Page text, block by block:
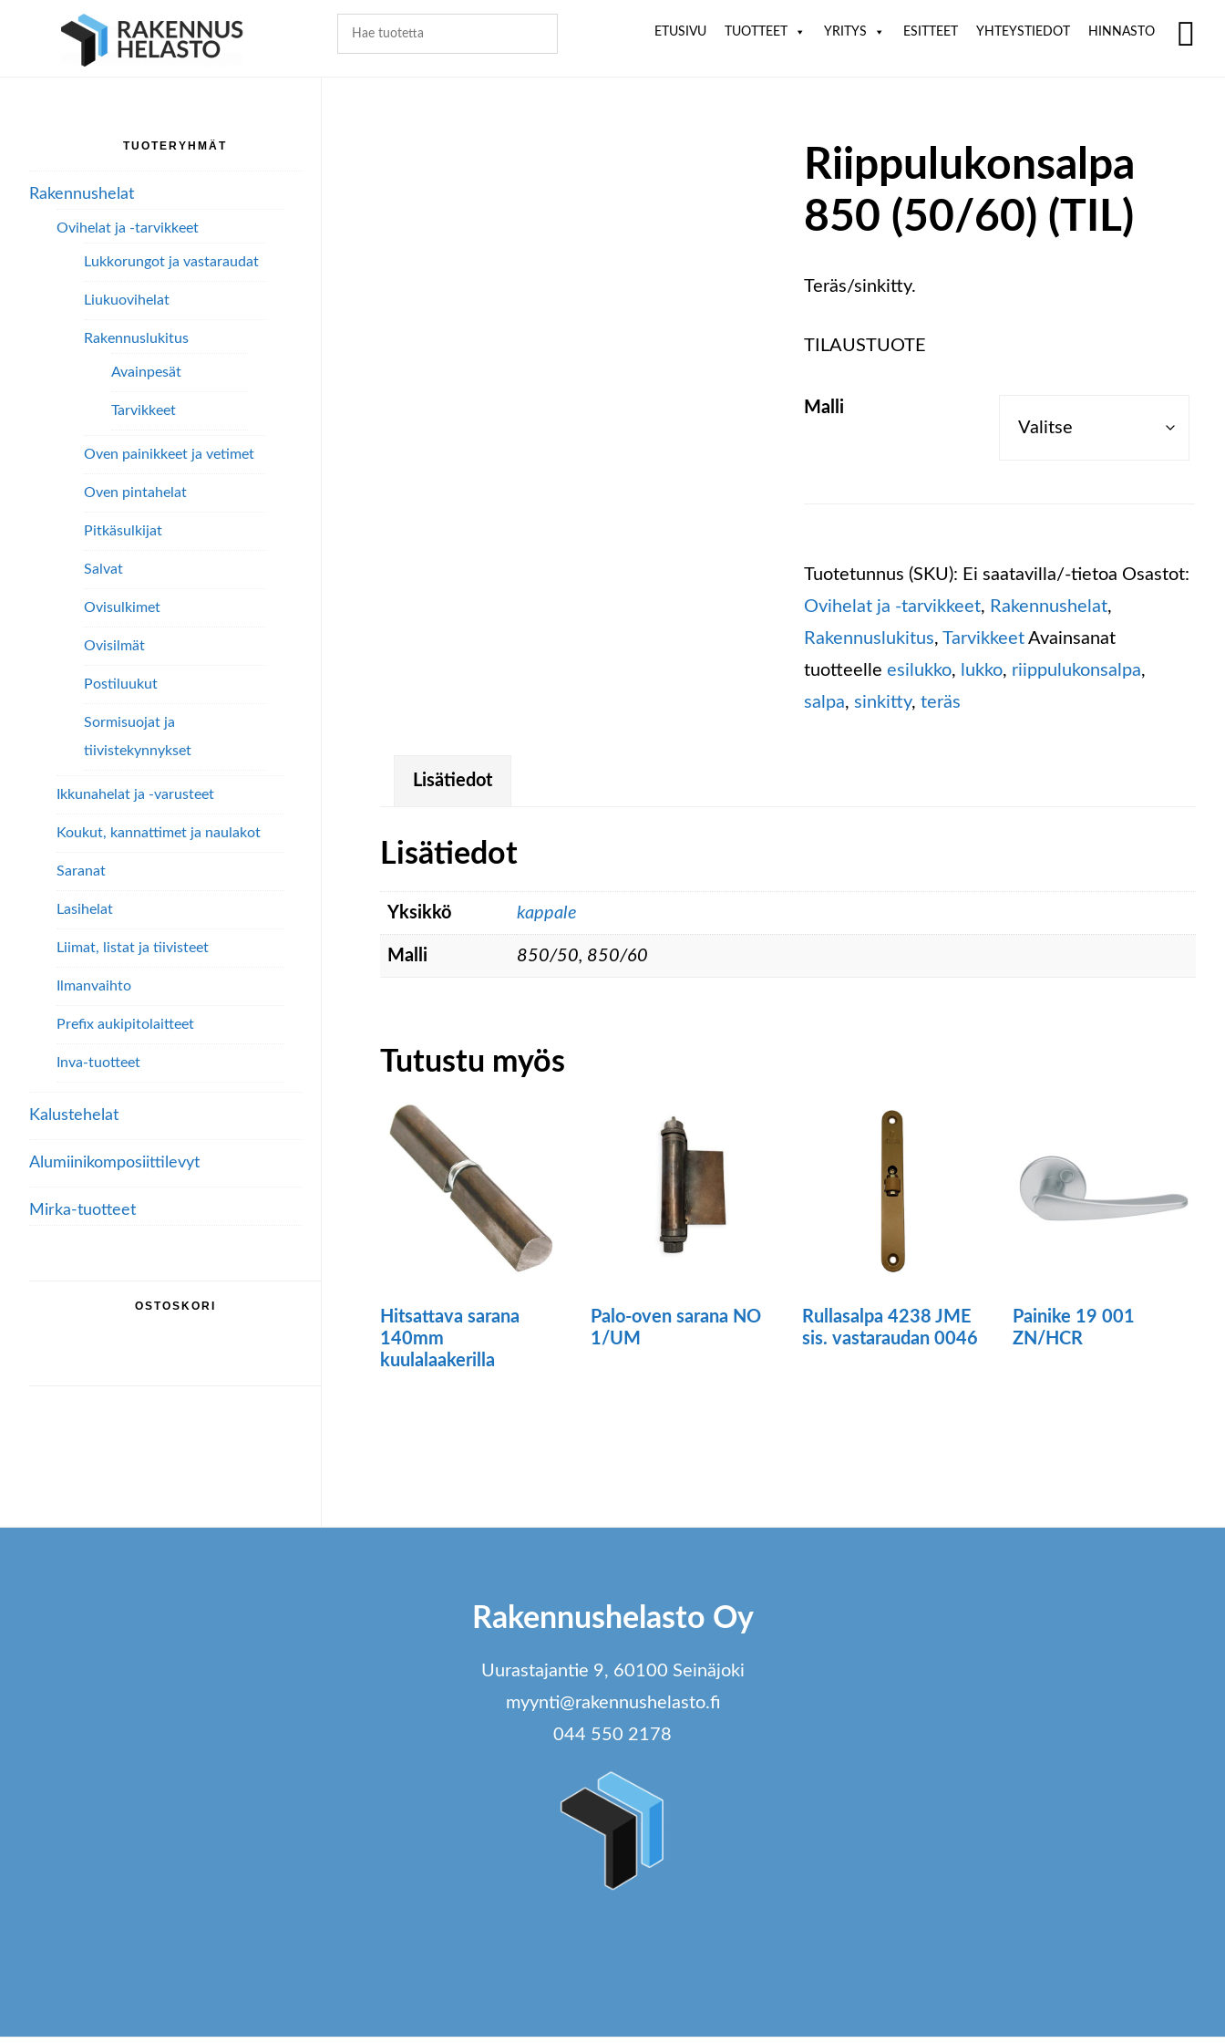
pääsisältöön
ensisijaiseen
alatunnisteeseen
ETUSIVU TUOTTEET YRITYS ESITTEET YHTEYSTIEDOT HINNASTO
Riippulukonsalpa
850 (50/60) (TIL)
Teräs/sinkitty.
TILAUSTUOTE
Malli
Tuotetunnus (SKU): Ei saatavilla/-tietoa Osastot:
Ovihelat ja -tarvikkeet, Rakennushelat,
Rakennuslukitus,Tarvikkeet Avainsanat
tuotteelleesilukko, lukko, riippulukonsalpa,
salpa,sinkitty,teräs
Lisätiedot
Lisätiedot
Yksikkö kappale
Malli 850/50, 850/60
Tutustu myös
Hitsattava sarana
140mm
kuulalaakerilla
Palo-oven sarana NO
1/UM
Rullasalpa 4238 JME
sis. vastaraudan 0046
Painike 19 001
ZN/HCR
Ensisijainen
sivupalkki
TUOTERYHMÄT
Rakennushelat
Ovihelat ja -tarvikkeet
Lukkorungot ja vastaraudat
Liukuovihelat
Rakennuslukitus
Avainpesät
Tarvikkeet
Oven painikkeet ja vetimet
Oven pintahelat
Pitkäsulkijat
Salvat
Ovisulkimet
Ovisilmät
Postiluukut
Sormisuojat ja
tiivistekynnykset
Ikkunahelat ja -varusteet
Koukut, kannattimet ja naulakot
Saranat
Lasihelat
Liimat, listat ja tiivisteet
Ilmanvaihto
Prefix aukipitolaitteet
Inva-tuotteet
Kalustehelat
Alumiini­komposiitti­levyt
Mirka-tuotteet
OSTOSKORI
Rakennushelasto Oy
Uurastajantie 9, 60100 Seinäjoki
myynti@rakennushelasto.fi
044 550 2178